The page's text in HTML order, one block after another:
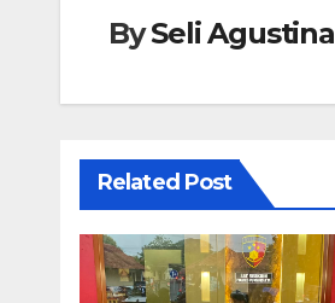
BySeli Agustina
Related Post